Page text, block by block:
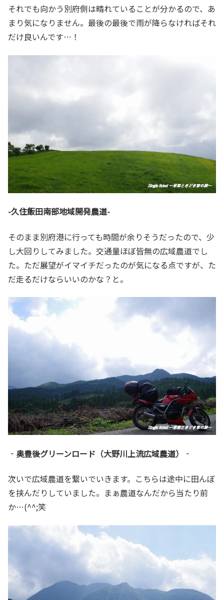
それでも向かう別府側は晴れていることが分かるので、あ
まり気になりません。最後の最後で雨が降らなければそれ
だけ良いんです…！
-久住飯田南部地域開発農道-
そのまま別府港に行っても時間が余りそうだったので、少
し大回りしてみました。交通量ほぼ皆無の広域農道でし
た。ただ展望がイマイチだったのが気になる点ですが、た
だ走るだけならいいのかな？と。
‐奥豊後グリーンロード（大野川上流広域農道）‐
次いで広域農道を繋いでいきます。こちらは途中に田んぼ
を挟んだりしていました。まぁ農道なんだから当たり前
か…(^^;笑